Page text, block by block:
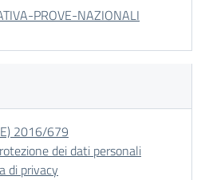
PROVE-NAZIONALI
2016/679
dei dati personali
di privacy